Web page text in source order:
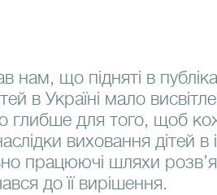
нам, що підняті в
в Україні мало
глибше для того, щоб
виховання дітей
працюючі шляхи
до її вирішення.